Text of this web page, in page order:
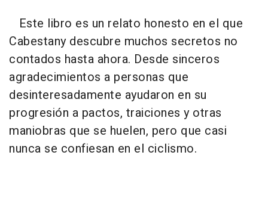
Este libro es un relato honesto en el que
Cabestany descubre muchos secretos no
contados hasta ahora. Desde sinceros
agradecimientos a personas que
desinteresadamente ayudaron en su
progresión a pactos, traiciones y otras
maniobras que se huelen, pero que casi
nunca se confiesan en el ciclismo.